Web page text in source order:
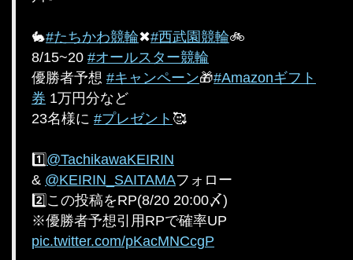
🐇#たちかわ競輪✖#西武園競輪🚲
8/15~20 #オールスター競輪
優勝者予想 #キャンペーン🎁#Amazonギフト
券 1万円分など
23名様に #プレゼント 🥰
1️⃣@TachikawaKEIRIN
& @KEIRIN_SAITAMAフォロー
2️⃣この投稿をRP(8/20 20:00〆)
※優勝者予想引用RPで確率UP
pic.twitter.com/pKacMNCcgP